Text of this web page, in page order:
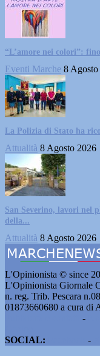
“L’amore nei colori”:
Eventi Marche 8
La Polizia di Stato ha
Attualità 8 Agosto 2026
San Severino, lavori nel
della...
Attualità 8 Agosto 2026
L'Opinionista © since
L'Opinionista Giornale
n. reg. Trib. Pescara
01873660680 a cura di
-
SOCIAL:
-